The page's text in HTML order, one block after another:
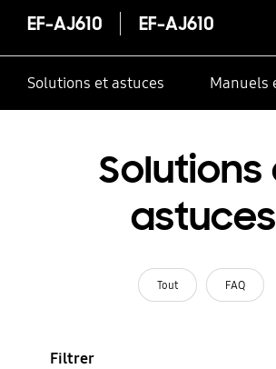
EF-AJ610 EF-AJ610
Solutions et astuces Manuels
Solutions
astuces
Tout FAQ
Filtrer